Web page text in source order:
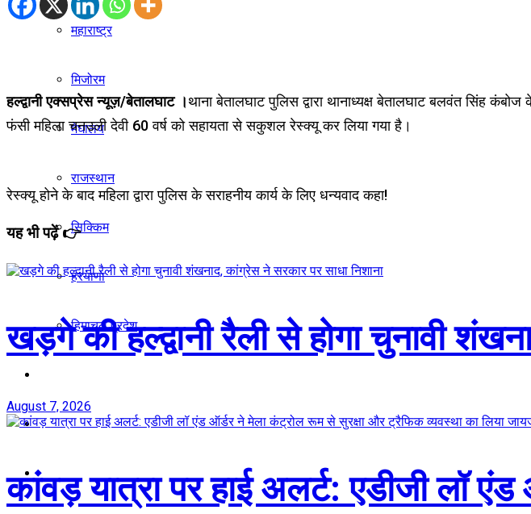
महाराष्ट्र
मिजोरम
मेघालय
राजस्थान
सिक्किम
हरयाणा
हिमाचल प्रदेश
खेल
मनोरंजन
हल्द्वानी एक्सप्रेस न्यूज़/बेतालघाट ।थाना बेतालघाट पुलिस द्वारा थानाध्यक्ष बेतालघाट बलवंत सिंह
फंसी महिला चनउली देवी 60 वर्ष को सहायता से सकुशल रेस्क्यू कर लिया गया है।
रेस्क्यू होने के बाद महिला द्वारा पुलिस के सराहनीय कार्य के लिए धन्यवाद कहा!
यह भी पढ़ें 👉
खड़गे की हल्द्वानी रैली से होगा चुनावी
August 7, 2026
कांवड़ यात्रा पर हाई अलर्ट: एडीजी लॉ